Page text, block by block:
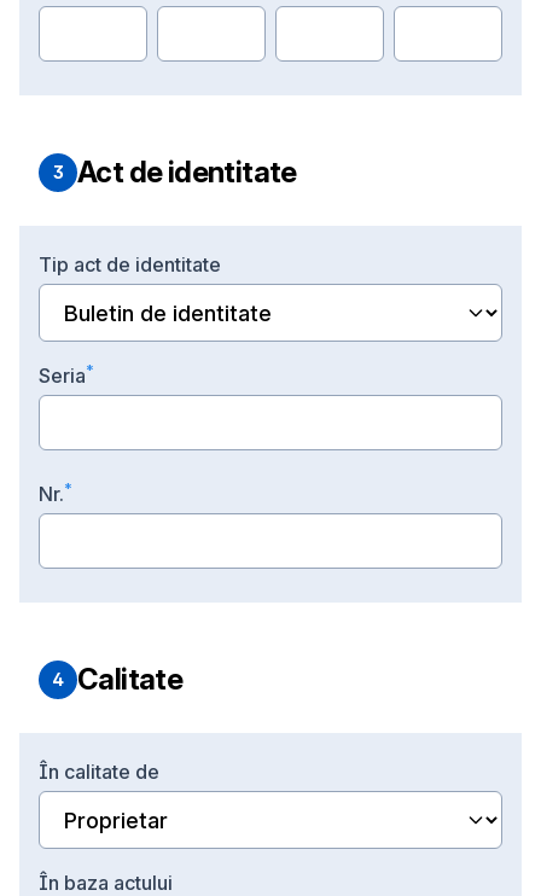
3 Act de identitate
Tip act de identitate
Seria*
Nr.*
4 Calitate
În calitate de
În baza actului